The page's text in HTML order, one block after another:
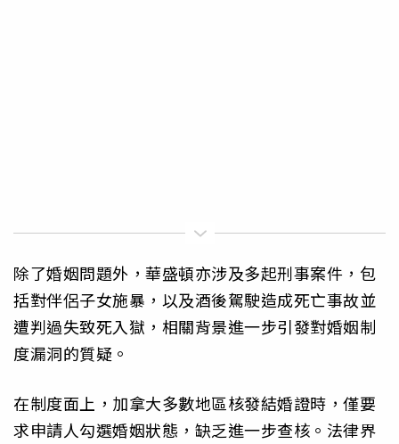
除了婚姻問題外，華盛頓亦涉及多起刑事案件，包
括對伴侶子女施暴，以及酒後駕駛造成死亡事故並
遭判過失致死入獄，相關背景進一步引發對婚姻制
度漏洞的質疑。
在制度面上，加拿大多數地區核發結婚證時，僅要
求申請人勾選婚姻狀態，缺乏進一步查核。法律界